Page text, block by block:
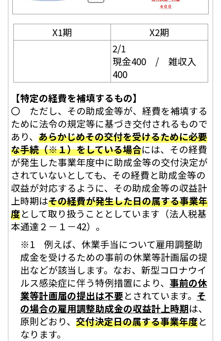
X1期
X2期
2/1
現金400 / 雑収入
400
【特定の経費を補填するもの】
〇 ただし、その助成金等が、経費を補填する
ために法令の規定等に基づき交付されるもので
あり、 あらかじめその交付を受けるために必要
な手続（※１）をしている場合には、その経費
が発生した事業年度中に助成金等の交付決定が
されていないとしても、その経費と助成金等の
収益が対応するように、その助成金等の収益計
上時期はその経費が発生した日の属する事業年
度として取り扱うこととしています（法人税基
本通達２－１－42）。
※1 例えば、休業手当について雇用調整助
成金を受けるための事前の休業等計画届の提
出などが該当します。なお、新型コロナウイ
ルス感染症に伴う特例措置により、 事前の休
業等計画届の提出は不要とされています。 そ
の場合の雇用調整助成金の収益計上時期は、
原則どおり、 交付決定日の属する事業年度と
なります。